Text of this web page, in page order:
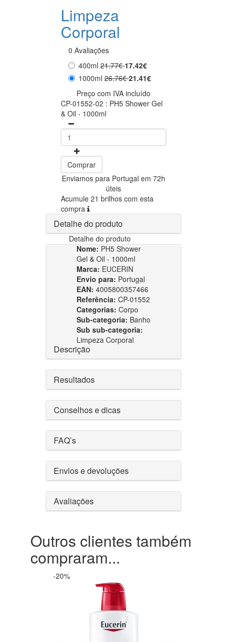
Limpeza
Corporal
0 Avaliações
400ml 21.77€17.42€
1000ml 26.76€21.41€
Preço com IVA incluído
CP-01552-02 : PH5 Shower Gel
& Oil - 1000ml
Comprar
Enviamos para Portugal em 72h
úteis
Acumule 21 brilhos com esta
compra
Detalhe do produto
Detalhe do produto
Nome: PH5 Shower
Gel & Oil - 1000ml
Marca: EUCERIN
Envio para: Portugal
EAN: 4005800357466
Referência: CP-01552
Categorias: Corpo
Sub-categoria: Banho
Sub sub-categoria:
Limpeza Corporal
Descrição
Resultados
Conselhos e dicas
FAQ’s
Envios e devoluções
Avaliações
Outros clientes também
compraram...
-20%